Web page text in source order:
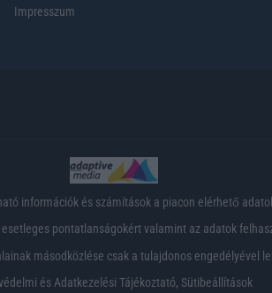
Impresszum
információk és számítások a piacon elérhető
pontatlanságokért valamint az adatok
másodközlése csak a tulajdonos engedélyével
és Adatkezelési Tájékoztató, Sütibeállítások